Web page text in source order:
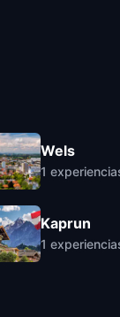
Wels
1
Kaprun
1